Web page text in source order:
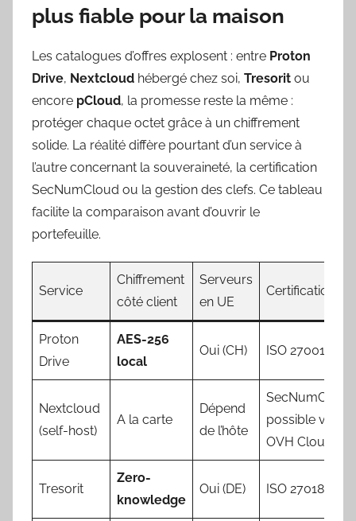
plus fiable pour la maison
Les catalogues d’offres explosent : entre Proton
Drive, Nextcloud hébergé chez soi, Tresorit ou
encore pCloud, la promesse reste la même :
protéger chaque octet grâce à un chiffrement
solide. La réalité diffère pourtant d’un service à
l’autre concernant la souveraineté, la certification
SecNumCloud ou la gestion des clefs. Ce tableau
facilite la comparaison avant d’ouvrir le
portefeuille.
Service
Chiffrement
côté client
Serveurs
en UE
Certification
Proton
Drive
AES-256
local
Oui (CH) ISO 27001
Nextcloud
(self-host)
A la carte
Dépend
de l’hôte
SecNumCloud
possible via
OVH Cloud
Tresorit
Zero-
knowledge
Oui (DE) ISO 27018